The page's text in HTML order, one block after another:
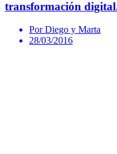
transformación
Por Diego y Marta
28/03/2016